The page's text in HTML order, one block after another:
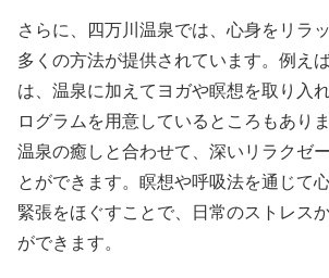
さらに、四万川温泉では、心身をリラ
多くの方法が提供されています。例え
は、温泉に加えてヨガや瞑想を取り入
ログラムを用意しているところもあり
温泉の癒しと合わせて、深いリラクゼ
とができます。瞑想や呼吸法を通じて
緊張をほぐすことで、日常のストレス
ができます。